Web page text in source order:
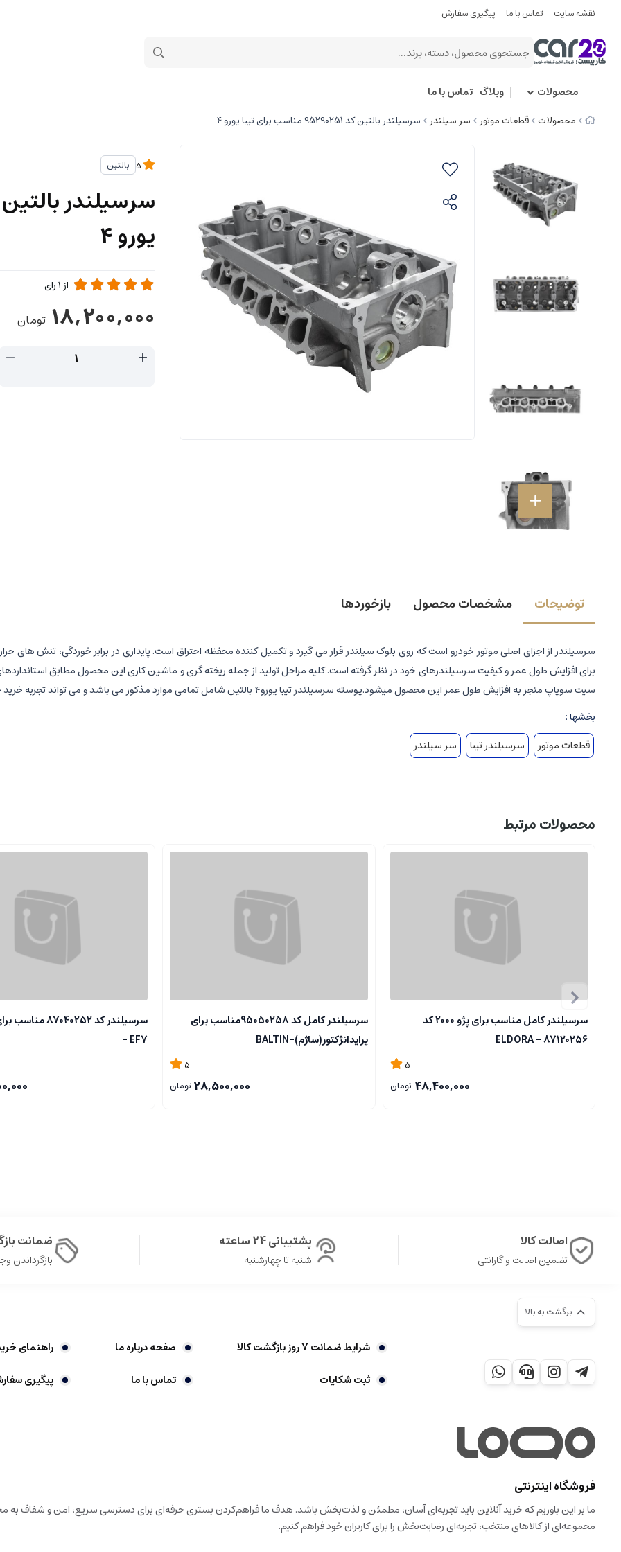
نقشه سایت تماس با ما پیگیری سفارش
محصولات وبلاگ تماس با ما
محصولات قطعات موتور سر سیلندر سرسیلندر بالتین کد 95290251 مناسب برای تیبا یورو 4
بالتین
یورو 4
از1رای
18,200,000 تومان
توضیحات مشخصات محصول بازخوردها
سرسیلندر از اجزای اصلی موتور خودرو است که روی بلوک سیلندر قرار می گیرد و تکمیل کننده محفظه احتراق است. پایداری در برابر خوردگی، تنش های
برای افزایش طول عمر و کیفیت سرسیلندرهای خود در نظر گرفته است. کلیه مراحل تولید از جمله ریخته گری و ماشین کاری این محصول مطابق
سیت سوپاپ منجر به افزایش طول عمر این محصول میشود.پوسته سرسیلندر تیبا یورو4 بالتین شامل تمامی موارد مذکور می باشد و می تواند تجربه خرید خوبی را برای مشتریان بوجود آورد.
بخشها :
قطعات موتور
سرسیلندر تیبا سر سیلندر
محصولات مرتبط
سرسیلندر کامل مناسب برای پژو 2000 کد
87120256 - ELDORA
5
48,400,000 تومان
سرسیلندر کامل کد 95050258مناسب برای
پرایدانژکتور(ساژم)-BALTIN
5
28,500,000 تومان
- EF7
اصالت کالا
تضمین اصالت و گارانتی
پشتیبانی 24 ساعته
شنبه تا چهارشنبه
ضمانت
بازگرداندن وجه
برگشت به بالا
شرایط ضمانت 7 روز بازگشت کالا صفحه درباره ما
راهنمای
ثبت شکایات
تماس با ما پیگیری
فروشگاه اینترنتی
ما بر این باوریم که خرید آنلاین باید تجربه‌ای آسان، مطمئن و لذت‌بخش باشد. هدف ما فراهم‌کردن بستری حرفه‌ای برای دسترسی سریع، امن و شفاف به
مجموعه‌ای از کالاهای منتخب، تجربه‌ای رضایت‌بخش را برای کاربران خود فراهم کنیم.